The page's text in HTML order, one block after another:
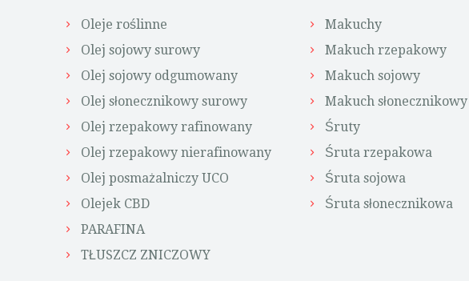
Oleje roślinne
Olej sojowy surowy
Olej sojowy odgumowany
Olej słonecznikowy surowy
Olej rzepakowy rafinowany
Olej rzepakowy nierafinowany
Olej posmażalniczy UCO
Olejek CBD
PARAFINA
TŁUSZCZ ZNICZOWY
Makuchy
Makuch rzepakowy
Makuch sojowy
Makuch słonecznikowy
Śruty
Śruta rzepakowa
Śruta sojowa
Śruta słonecznikowa